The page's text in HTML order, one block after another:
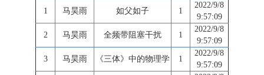
1 马昊雨 如父如子 1
2022/9/8
9:57:09
2 马昊雨 全频带阻塞干扰 1
2022/9/8
9:57:09
3 马昊雨 《三体》中的物理学 1
2022/9/8
9:57:09